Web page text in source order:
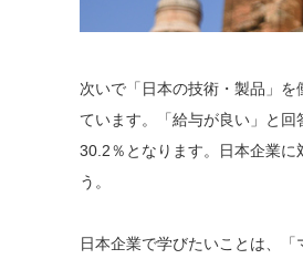
次いで「日本の技術・製品」
ています。「給与が良い」と
30.2％となります。日本企業に
う。
日本企業で学びたいことは、